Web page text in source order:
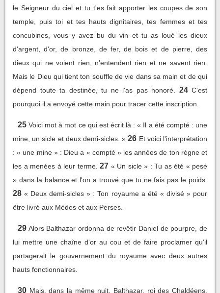
le Seigneur du ciel et tu t'es fait apporter les coupes de son
temple, puis toi et tes hauts dignitaires, tes femmes et tes
concubines, vous y avez bu du vin et tu as loué les dieux
d'argent, d'or, de bronze, de fer, de bois et de pierre, des
dieux qui ne voient rien, n'entendent rien et ne savent rien.
Mais le Dieu qui tient ton souffle de vie dans sa main et de qui
dépend toute ta destinée, tu ne l'as pas honoré.
24 C'est
pourquoi il a envoyé cette main pour tracer cette inscription.
25 Voici mot à mot ce qui est écrit là : « Il a été compté : une
mine, un sicle et deux demi-sicles. » 26 Et voici l'interprétation
: « une mine » : Dieu a « compté » les années de ton règne et
les a menées à leur terme. 27 « Un sicle » : Tu as été « pesé
» dans la balance et l'on a trouvé que tu ne fais pas le poids.
28 « Deux demi-sicles » : Ton royaume a été « divisé » pour
être livré aux Mèdes et aux Perses.
29 Alors Balthazar ordonna de revêtir Daniel de pourpre, de
lui mettre une chaîne d'or au cou et de faire proclamer qu'il
partagerait le gouvernement du royaume avec deux autres
hauts fonctionnaires.
30 Mais, dans la même nuit, Balthazar, roi des Chaldéens,